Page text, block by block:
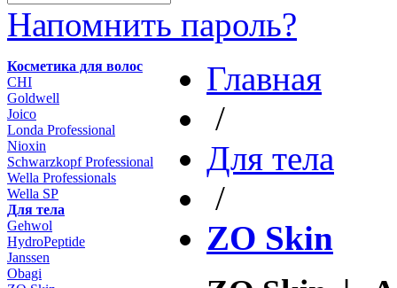
Напомнить пароль?
Косметика для волос
CHI
Goldwell
Joico
Londa Professional
Nioxin
Schwarzkopf Professional
Wella Professionals
Wella SP
Для тела
Gehwol
HydroPeptide
Janssen
Obagi
Главная
/
Для тела
/
ZO Skin